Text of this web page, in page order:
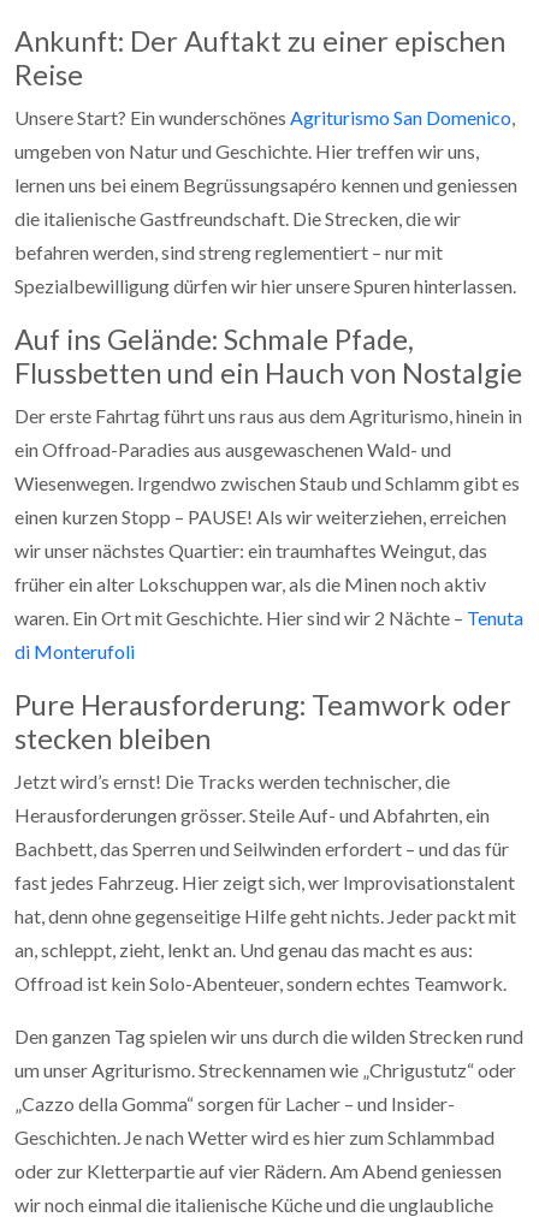
Ankunft: Der Auftakt zu einer epischen
Reise
Unsere Start? Ein wunderschönes Agriturismo San Domenico
umgeben von Natur und Geschichte. Hier treffen wir uns,
lernen uns bei einem Begrüssungsapéro kennen und geniessen
die italienische Gastfreundschaft. Die Strecken, die wir
befahren werden, sind streng reglementiert – nur mit
Spezialbewilligung dürfen wir hier unsere Spuren hinterlassen.
Auf ins Gelände: Schmale Pfade,
Flussbetten und ein Hauch von Nostalgie
Der erste Fahrtag führt uns raus aus dem Agriturismo, hinein in
ein Offroad-Paradies aus ausgewaschenen Wald- und
Wiesenwegen. Irgendwo zwischen Staub und Schlamm gibt es
einen kurzen Stopp – PAUSE! Als wir weiterziehen, erreichen
wir unser nächstes Quartier: ein traumhaftes Weingut, das
früher ein alter Lokschuppen war, als die Minen noch aktiv
waren. Ein Ort mit Geschichte. Hier sind wir 2 Nächte – Tenuta
di Monterufoli
Pure Herausforderung: Teamwork oder
stecken bleiben
Jetzt wird’s ernst! Die Tracks werden technischer, die
Herausforderungen grösser. Steile Auf- und Abfahrten, ein
Bachbett, das Sperren und Seilwinden erfordert – und das für
fast jedes Fahrzeug. Hier zeigt sich, wer Improvisationstalent
hat, denn ohne gegenseitige Hilfe geht nichts. Jeder packt mit
an, schleppt, zieht, lenkt an. Und genau das macht es aus:
Offroad ist kein Solo-Abenteuer, sondern echtes Teamwork.
Den ganzen Tag spielen wir uns durch die wilden Strecken rund
um unser Agriturismo. Streckennamen wie „Chrigustutz“ oder
„Cazzo della Gomma“ sorgen für Lacher – und Insider-
Geschichten. Je nach Wetter wird es hier zum Schlammbad
oder zur Kletterpartie auf vier Rädern. Am Abend geniessen
wir noch einmal die italienische Küche und die unglaubliche